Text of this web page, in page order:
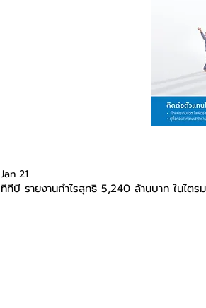
ทีทีบี รายงานกำไรสุทธิ 5,240 ล้านบาท ในไตร
Jan 21